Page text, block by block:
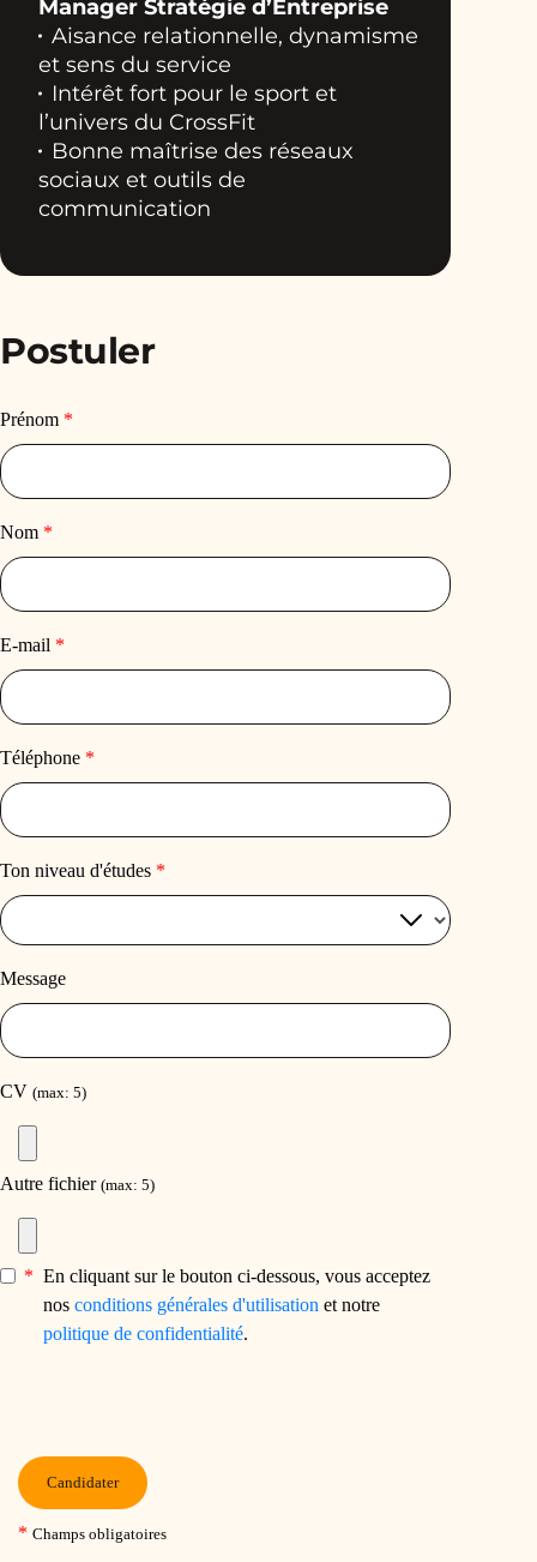
Manager Stratégie d’Entreprise
Aisance relationnelle, dynamisme
et sens du service
Intérêt fort pour le sport et
l’univers du CrossFit
Bonne maîtrise des réseaux
sociaux et outils de
communication
Postuler